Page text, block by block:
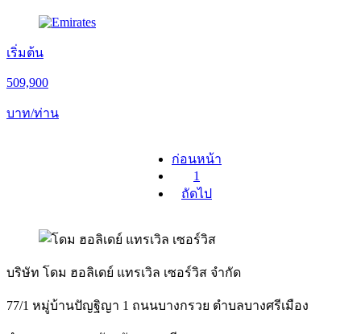
เริ่มต้น
509,900
บาท/ท่าน
ก่อนหน้า
1
ถัดไป
บริษัท โดม ฮอลิเดย์ แทรเวิล เซอร์วิส จำกัด
77/1 หมู่บ้านปัญฐิญา 1 ถนนบางกรวย ตำบลบางศรีเมือง